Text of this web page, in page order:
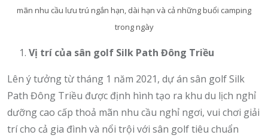
mãn nhu cầu lưu trú ngắn hạn, dài hạn và cả những buổi camping
trong ngày
Vị trí của sân golf Silk Path Đông Triều
Lên ý tưởng từ tháng 1 năm 2021, dự án sân golf Silk
Path Đông Triều được định hình tạo ra khu du lịch nghỉ
dưỡng cao cấp thoả mãn nhu cầu nghỉ ngơi, vui chơi giải
trí cho cả gia đình và nổi trội với sân golf tiêu chuẩn